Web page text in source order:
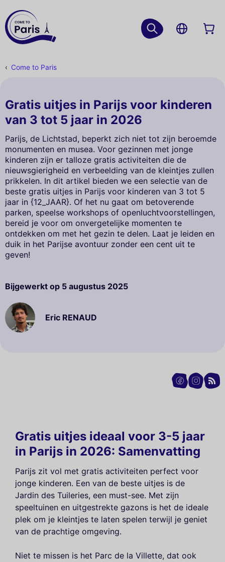
Come to Paris
Gratis uitjes in Parijs voor kinderen
van 3 tot 5 jaar in 2026
Parijs, de Lichtstad, beperkt zich niet tot zijn beroemde
monumenten en musea. Voor gezinnen met jonge
kinderen zijn er talloze gratis activiteiten die de
nieuwsgierigheid en verbeelding van de kleintjes zullen
prikkelen. In dit artikel bieden we een selectie van de
beste gratis uitjes in Parijs voor kinderen van 3 tot 5
jaar in {12_JAAR}. Of het nu gaat om betoverende
parken, speelse workshops of openluchtvoorstellingen,
bereid je voor om onvergetelijke momenten te
ontdekken om met het gezin te delen. Laat je leiden en
duik in het Parijse avontuur zonder een cent uit te
geven!
Bijgewerkt op 5 augustus 2025
Eric RENAUD
Gratis uitjes ideaal voor 3-5 jaar
in Parijs in 2026: Samenvatting
Parijs zit vol met gratis activiteiten perfect voor
jonge kinderen. Een van de beste uitjes is de
Jardin des Tuileries, een must-see. Met zijn
speeltuinen en uitgestrekte gazons is het de ideale
plek om je kleintjes te laten spelen terwijl je geniet
van de prachtige omgeving.
Niet te missen is het Parc de la Villette, dat ook